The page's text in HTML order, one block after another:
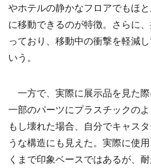
やホテルの静かなフロアでもほ
に移動できるのが特徴。さらに
っており、移動中の衝撃を軽減
いう。
一方で、実際に展示品を見た
一部のパーツにプラスチックのよ
もし壊れた場合、自分でキャス
うな構造にも見えた。実際に使
くまで印象ベースではあるが、